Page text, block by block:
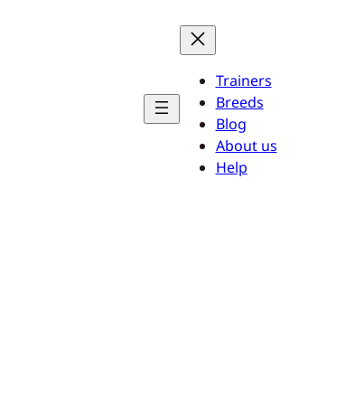
Trainers
Breeds
Blog
About us
Help